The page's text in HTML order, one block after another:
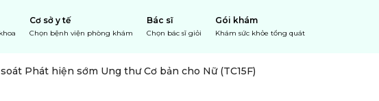
Cơ sở y tế
Chọn bệnh viện phòng khám
Bác sĩ
Chọn bác sĩ giỏi
Gói khám
Khám sức khỏe tổng quát
Phát hiện sớm Ung thư Cơ bản cho Nữ (TC15F)